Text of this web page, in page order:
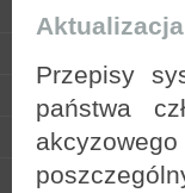
Przepisy
państwa